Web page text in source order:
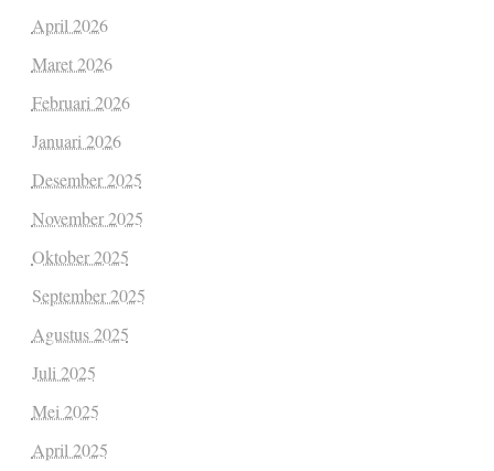
April 2026
Maret 2026
Februari 2026
Januari 2026
Desember 2025
November 2025
Oktober 2025
September 2025
Agustus 2025
Juli 2025
Mei 2025
April 2025